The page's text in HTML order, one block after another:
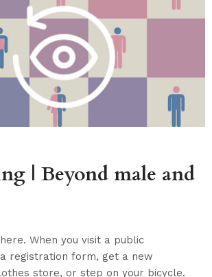
| Beyond male and
When you visit a public
registration form, get a new
store, or step on your bicycle.